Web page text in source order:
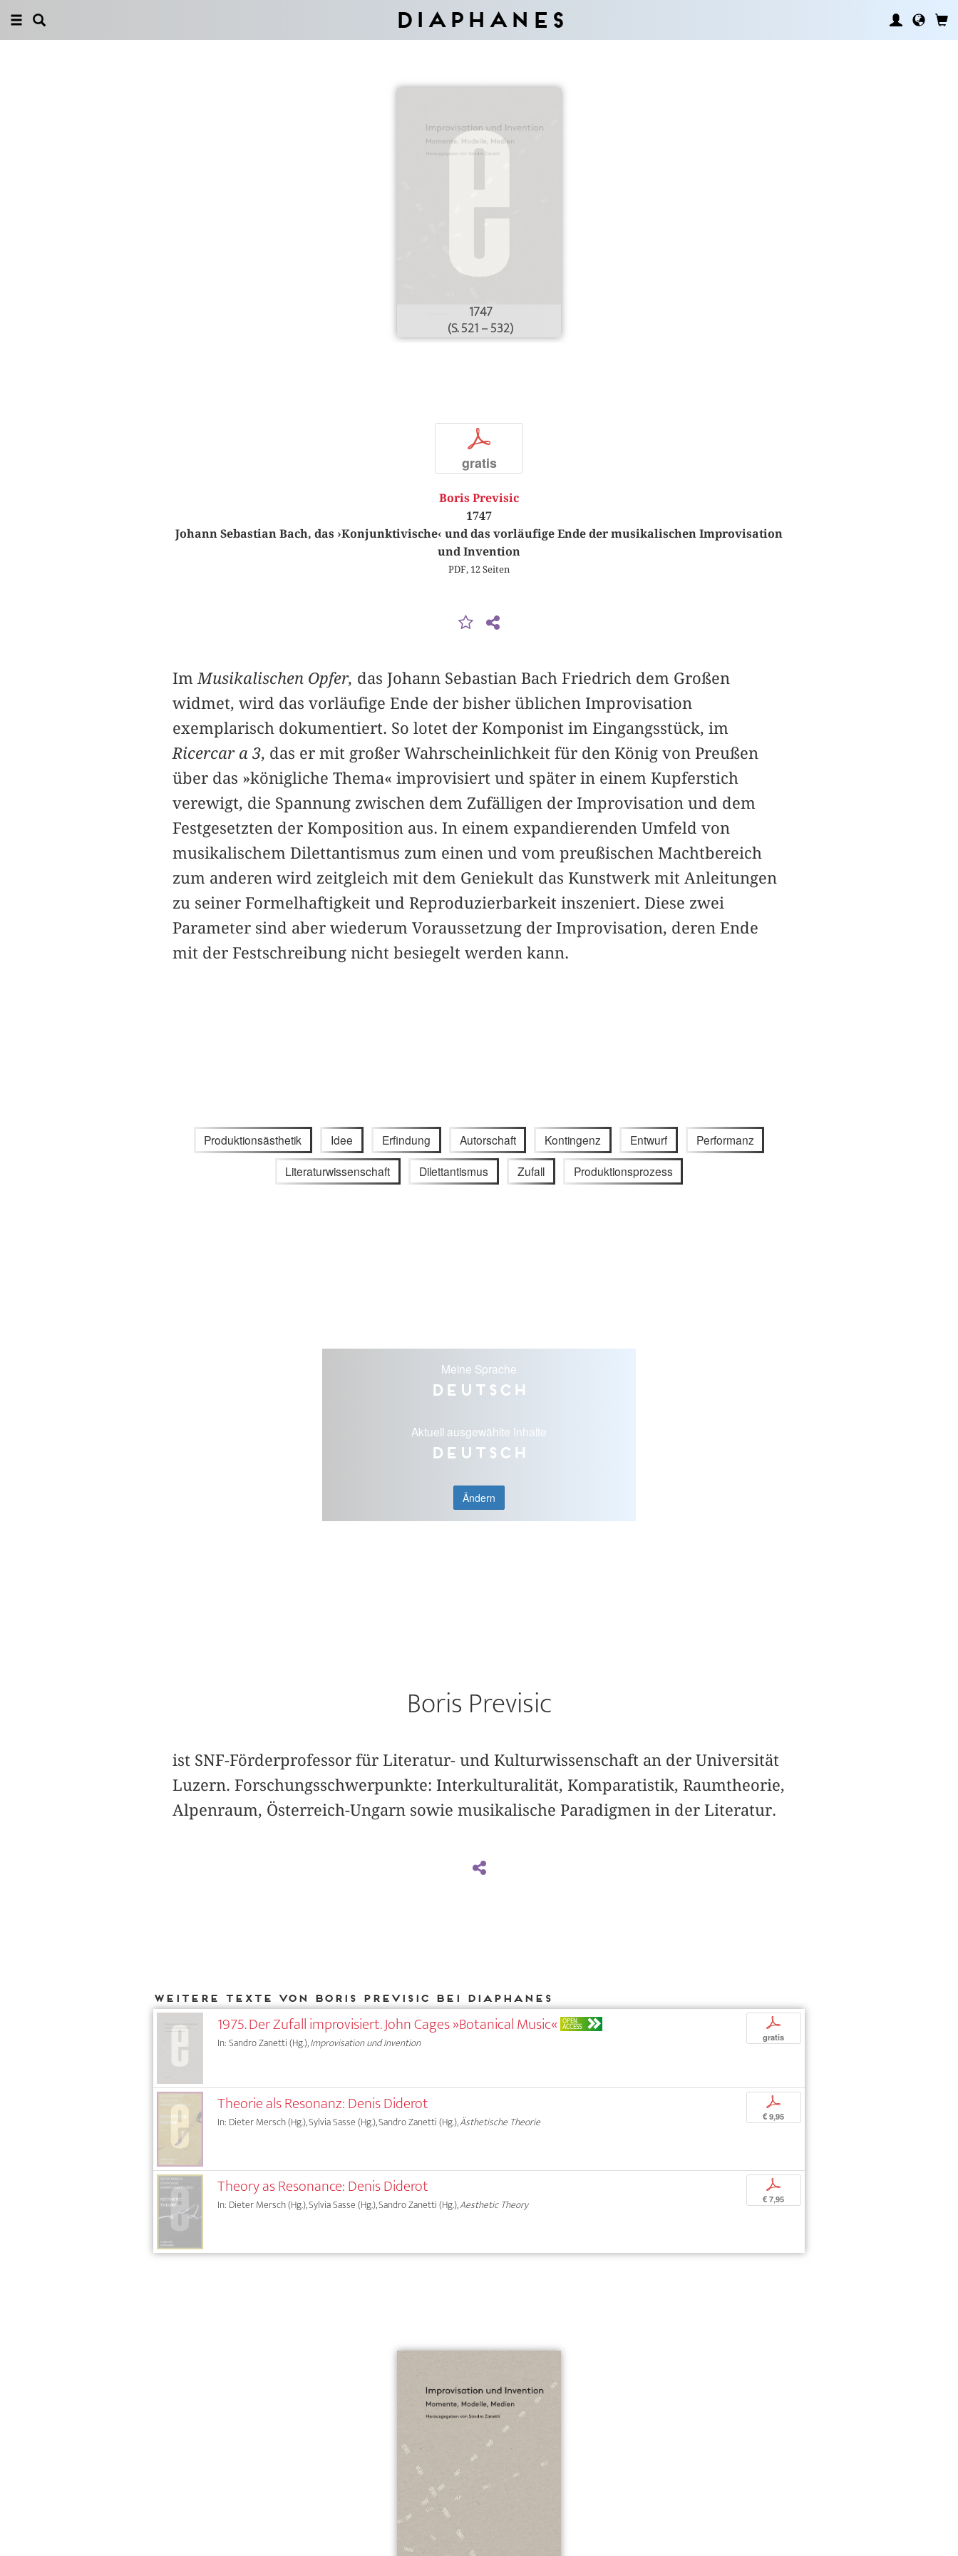
Diaphanes
1747
(S. 521 – 532)
p
gratis
Boris Previsic
1747
Johann Sebastian Bach, das ›Konjunktivische‹ und das vorläufige Ende der musikalischen Improvisation
und Invention
PDF, 12 Seiten
Im Musikalischen Opfer, das Johann Sebastian Bach Friedrich dem Großen
widmet, wird das vorläufige Ende der bisher üblichen Improvisation
exemplarisch dokumentiert. So lotet der Komponist im Eingangsstück, im
Ricercar a 3, das er mit großer Wahrscheinlichkeit für den König von Preußen
über das »königliche Thema« improvisiert und später in einem Kupferstich
verewigt, die Spannung zwischen dem Zufälligen der Improvisation und dem
Festgesetzten der Komposition aus. In einem expandierenden Umfeld von
musikalischem Dilettantismus zum einen und vom preußischen Machtbereich
zum anderen wird zeitgleich mit dem Geniekult das Kunstwerk mit Anleitungen
zu seiner Formelhaftigkeit und Reproduzierbarkeit inszeniert. Diese zwei
Parameter sind aber wiederum Voraussetzung der Improvisation, deren Ende
mit der Festschreibung nicht besiegelt werden kann.
Produktionsästhetik Idee Erfindung Autorschaft Kontingenz Entwurf Performanz
Literaturwissenschaft Dilettantismus Zufall Produktionsprozess
Meine Sprache
Deutsch
Aktuell ausgewählte Inhalte
Deutsch
Ändern
Boris Previsic
ist SNF-Förderprofessor für Literatur- und Kulturwissenschaft an der Universität
Luzern. Forschungsschwerpunkte: Interkulturalität, Komparatistik, Raumtheorie,
Alpenraum, Österreich-Ungarn sowie musikalische Paradigmen in der Literatur.
Weitere Texte von Boris Previsic bei DIAPHANES
1975. Der Zufall improvisiert. John Cages »Botanical Music« OPEN
ACCESS
In: Sandro Zanetti (Hg.),Improvisation und Invention
p
gratis
Theorie als Resonanz: Denis Diderot
In: Dieter Mersch (Hg.), Sylvia Sasse (Hg.), Sandro Zanetti (Hg.),Ästhetische Theorie
p
€ 9,95
Theory as Resonance: Denis Diderot
In: Dieter Mersch (Hg.), Sylvia Sasse (Hg.), Sandro Zanetti (Hg.),Aesthetic Theory
p
€ 7,95